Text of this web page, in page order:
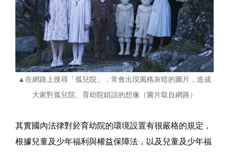
▲在網路上搜尋「孤兒院」，常會出現風格灰暗的圖片，造成
大家對孤兒院、育幼院錯誤的想像（圖片取自網路）
其實國內法律對於育幼院的環境設置有很嚴格的規定，
根據兒童及少年福利與權益保障法，以及兒童及少年福